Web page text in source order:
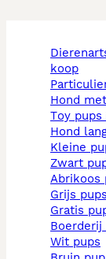
dierenarts pups te
koop
hond
toy
hond
kleine
zwart
abrikoos
grijs pups
gratis
wit pups